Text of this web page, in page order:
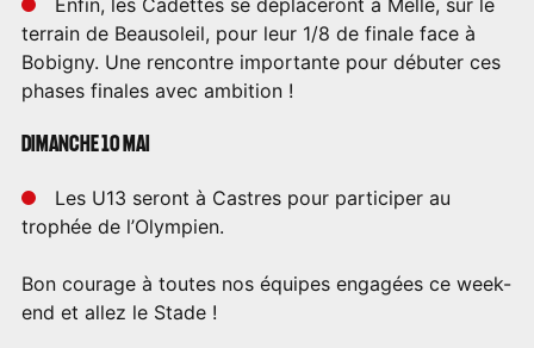
Enfin, les Cadettes se déplaceront à Melle, sur le
terrain de Beausoleil, pour leur 1/8 de finale face à
Bobigny. Une rencontre importante pour débuter ces
phases finales avec ambition !
DIMANCHE 10 MAI
Les U13 seront à Castres pour participer au
trophée de l’Olympien.
Bon courage à toutes nos équipes engagées ce week-
end et allez le Stade !